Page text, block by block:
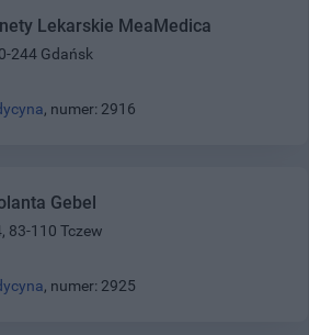
Lekarskie MeaMedica
244 Gdańsk
, numer: 2916
Gebel
83-110 Tczew
, numer: 2925